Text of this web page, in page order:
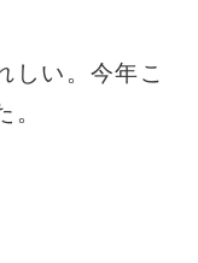
しい。今年こ